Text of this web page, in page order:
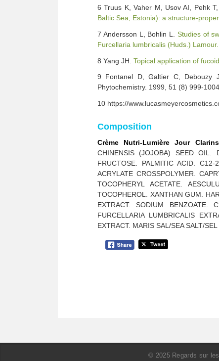
6 Truus K, Vaher M, Usov AI, Pehk
Baltic Sea, Estonia): a structure-
7 Andersson L, Bohlin L. Studies of
Furcellaria lumbricalis (Huds.) Lamour.
8 Yang JH. Topical application of
9 Fontanel D, Galtier C, Debouzy
Phytochemistry. 1999, 51 (8) 999-
10 https://
Composition
Crème Nutri-Lumière Jour Clarins
CHINENSIS (JOJOBA) SEED OIL.
FRUCTOSE. PALMITIC ACID. C12-
ACRYLATE CROSSPOLYMER.
TOCOPHERYL ACETATE.
TOCOPHEROL. XANTHAN GUM.
EXTRACT. SODIUM BENZOATE.
FURCELLARIA LUMBRICALIS
EXTRACT. MARIS SAL/SEA SALT/
© 2025 Regards sur